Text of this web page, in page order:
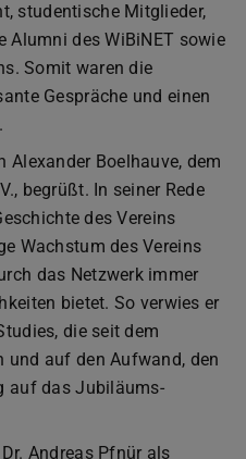
studentische Mitglieder,
Alumni des WiBiNET sowie
Somit waren die
Gespräche und einen
Alexander Boelhauve, dem
begrüßt. In seiner Rede
des Vereins
Wachstum des Vereins
das Netzwerk immer
bietet. So verwies er
die seit dem
und auf den Aufwand, den
auf das Jubiläums-
Andreas Pfnür als